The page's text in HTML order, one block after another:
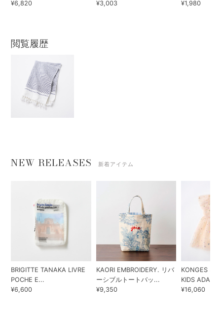
¥6,820 ¥3,003 ¥1,980
閲覧履歴
NEW RELEASES 新着アイテム
BRIGITTE TANAKA LIVRE
POCHE E...
¥6,600
KAORI EMBROIDERY. リバ
ーシブルトートバッ...
¥9,350
KONGES
KIDS ADA...
¥16,060